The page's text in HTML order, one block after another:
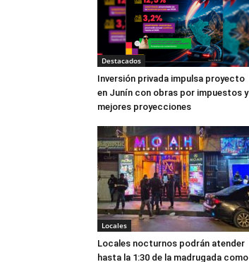
Destacados
Inversión privada impulsa proyecto
en Junín con obras por impuestos y
mejores proyecciones
Locales
Locales nocturnos podrán atender
hasta la 1:30 de la madrugada como